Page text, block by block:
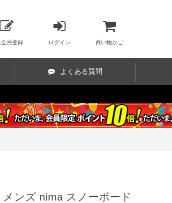
会員登録 ログイン 買い物かご
よくある質問
ンズ nima スノーボード